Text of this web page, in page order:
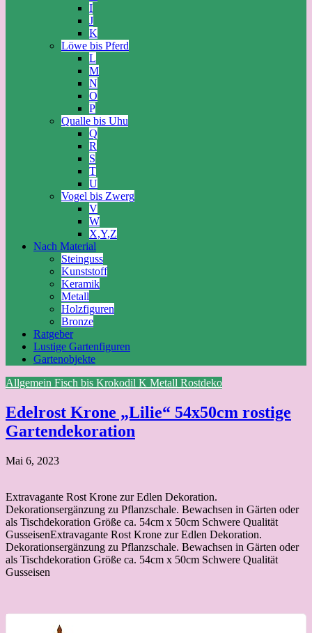
I
J
K
Löwe bis Pferd
L
M
N
O
P
Qualle bis Uhu
Q
R
S
T
U
Vogel bis Zwerg
V
W
X,Y,Z
Nach Material
Steinguss
Kunststoff
Keramik
Metall
Holzfiguren
Bronze
Ratgeber
Lustige Gartenfiguren
Gartenobjekte
Allgemein Fisch bis Krokodil K Metall Rostdeko
Edelrost Krone „Lilie“ 54x50cm rostige
Gartendekoration
Mai 6, 2023
Extravagante Rost Krone zur Edlen Dekoration.
Dekorationsergänzung zu Pflanzschale. Bewachsen in Gärten oder
als Tischdekoration Größe ca. 54cm x 50cm Schwere Qualität
GusseisenExtravagante Rost Krone zur Edlen Dekoration.
Dekorationsergänzung zu Pflanzschale. Bewachsen in Gärten oder
als Tischdekoration Größe ca. 54cm x 50cm Schwere Qualität
Gusseisen